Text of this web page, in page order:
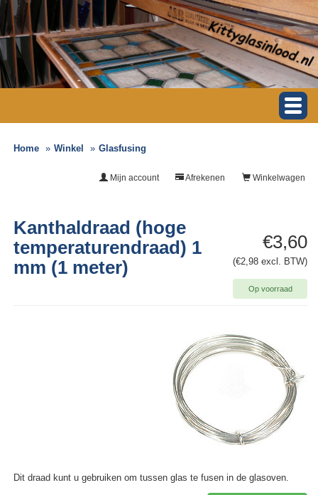
Home Winkel Glasfusing
Winkelwagen
Afrekenen
Mijn account
€3,60
(€2,98 excl. BTW)
Op voorraad
Kanthaldraad (hoge
temperaturendraad) 1
mm (1 meter)
Dit draad kunt u gebruiken om tussen glas te fusen in de glasoven.